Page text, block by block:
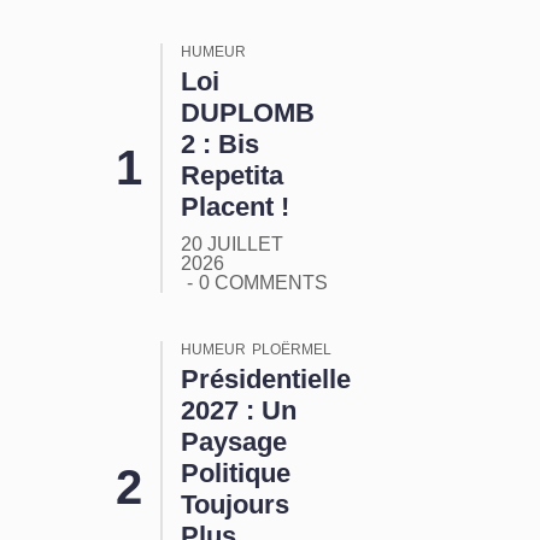
HUMEUR
Loi
DUPLOMB
2 : Bis
Repetita
Placent !
20 JUILLET
2026
0 COMMENTS
HUMEUR PLOËRMEL
Présidentielle
2027 : Un
Paysage
Politique
Toujours